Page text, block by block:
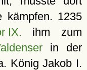
kämpfen. 1235
IX. ihm zum
in der
König Jakob I.